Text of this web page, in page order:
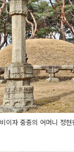
이자 중종의 어머니 정